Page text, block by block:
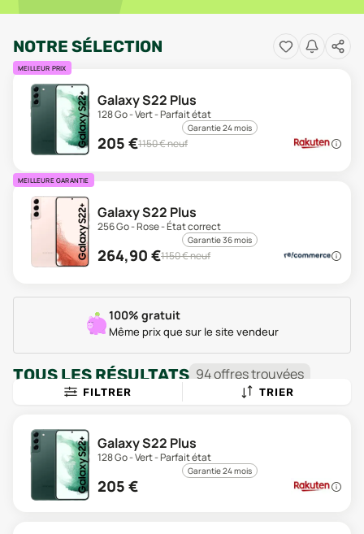
NOTRE SÉLECTION
MEILLEUR PRIX
Galaxy S22 Plus
128 Go - Vert - Parfait état
Garantie 24 mois
205 €1150€ neuf
MEILLEURE GARANTIE
Galaxy S22 Plus
256 Go - Rose - État correct
Garantie 36 mois
264,90 €1150€ neuf
100% gratuit
Même prix que sur le site vendeur
TOUS LES RÉSULTATS 94offrestrouvées
FILTRER TRIER
Galaxy S22 Plus
128 Go - Vert - Parfait état
Garantie 24 mois
205 €